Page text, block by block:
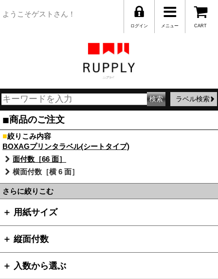
ようこそゲストさん！
CART
メニュー
ログイン
ラベル検索
■商品のご注文
■絞りこみ内容
BOXAGプリンタラベル(シートタイプ)
面付数［66 面］
横面付数［横 6 面］
さらに絞りこむ
＋ 用紙サイズ
＋ 縦面付数
＋ 入数から選ぶ